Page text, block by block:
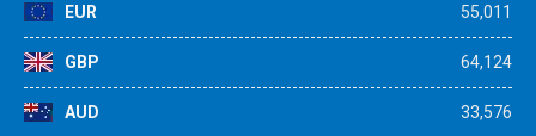
EUR 55,011
GBP 64,124
AUD 33,576